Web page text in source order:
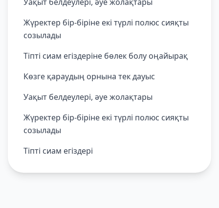
Жүректер бір-біріне екі түрлі полюс сияқты
созылады
Тіпті сиам егіздеріне бөлек болу оңайырақ
Көзге қараудың орнына тек дауыс
Уақыт белдеулері, әуе жолақтары
Жүректер бір-біріне екі түрлі полюс сияқты
созылады
Тіпті сиам егіздері